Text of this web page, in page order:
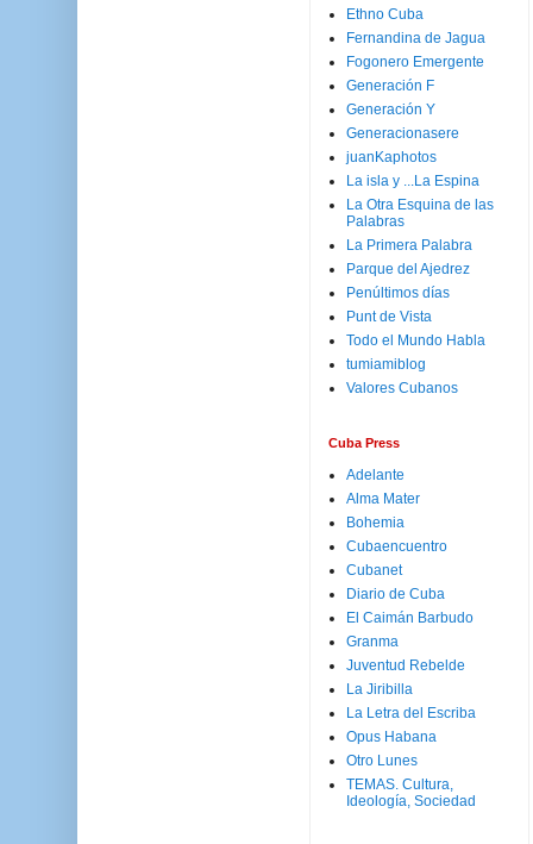
Ethno Cuba
Fernandina de Jagua
Fogonero Emergente
Generación F
Generación Y
Generacionasere
juanKaphotos
La isla y ...La Espina
La Otra Esquina de las
Palabras
La Primera Palabra
Parque del Ajedrez
Penúltimos días
Punt de Vista
Todo el Mundo Habla
tumiamiblog
Valores Cubanos
Cuba Press
Adelante
Alma Mater
Bohemia
Cubaencuentro
Cubanet
Diario de Cuba
El Caimán Barbudo
Granma
Juventud Rebelde
La Jiribilla
La Letra del Escriba
Opus Habana
Otro Lunes
TEMAS. Cultura,
Ideología, Sociedad